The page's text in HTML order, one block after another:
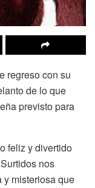
regreso con su
de lo que
previsto para
feliz y divertido
nos
y misteriosa que